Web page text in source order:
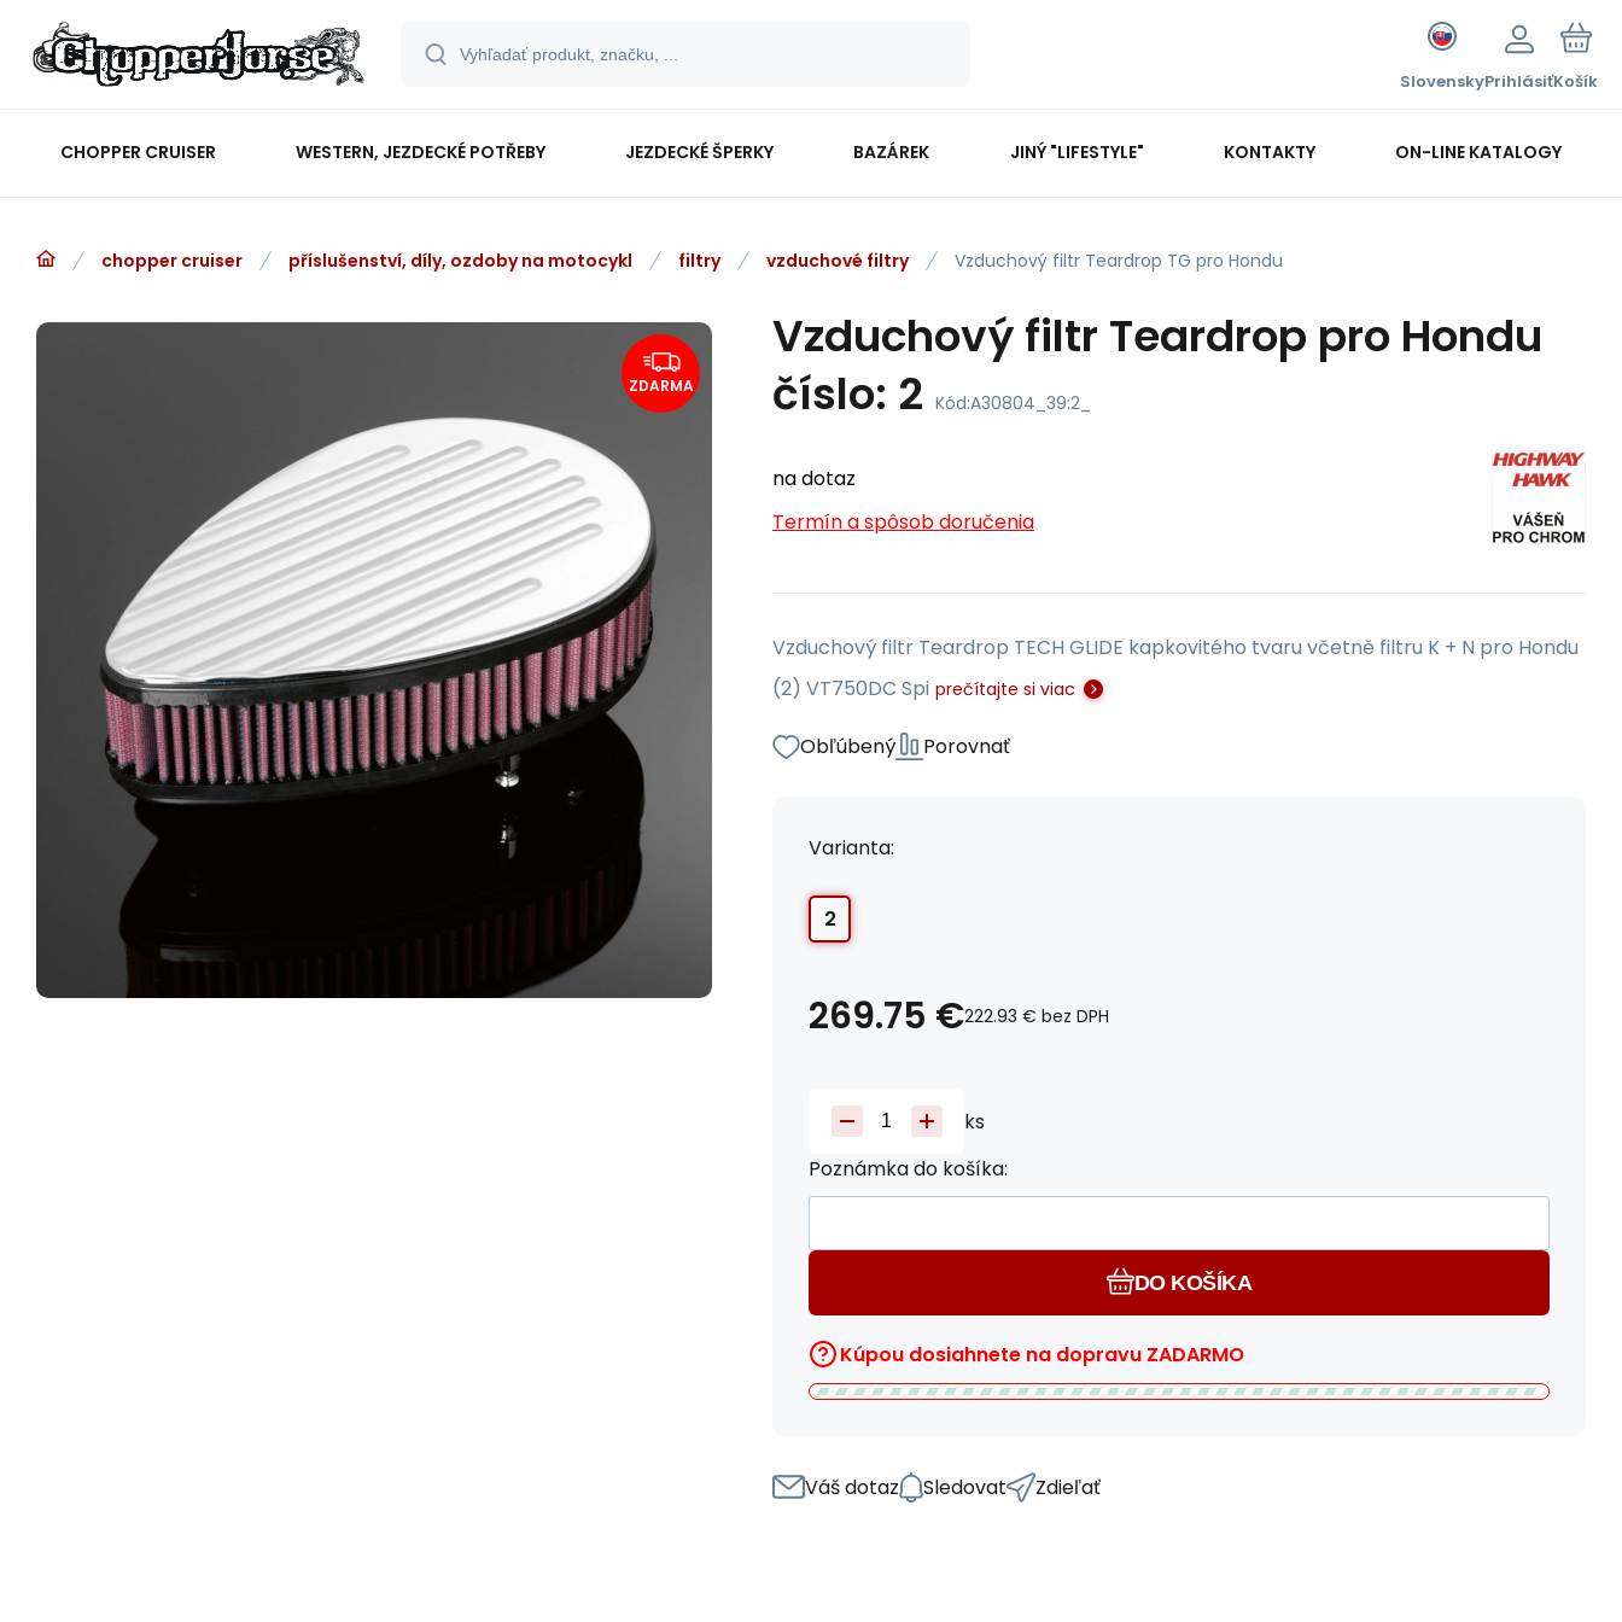
SlovenskyPrihlásiťKošík
CHOPPER CRUISER WESTERN, JEZDECKÉ POTŘEBY JEZDECKÉ ŠPERKY BAZÁREK JINÝ "LIFESTYLE" KONTAKTY ON-LINE KATALOGY
chopper cruiser příslušenství, díly, ozdoby na motocykl filtry vzduchové filtry Vzduchový filtr Teardrop TG pro Hondu
ZDARMA
Vzduchový filtr Teardrop pro Hondu
číslo: 2 Kód:A30804_39:2_
na dotaz
Termín a spôsob doručenia
Vzduchový filtr Teardrop TECH GLIDE kapkovitého tvaru včetně filtru K + N pro Hondu
(2) VT750DC Spi prečítajte si viac
Obľúbený Porovnať
Varianta:
2
269.75 €222.93 € bez DPH
ks
Poznámka do košíka:
DO KOŠÍKA
Kúpou dosiahnete na dopravu ZADARMO
Váš dotaz Sledovat Zdieľať